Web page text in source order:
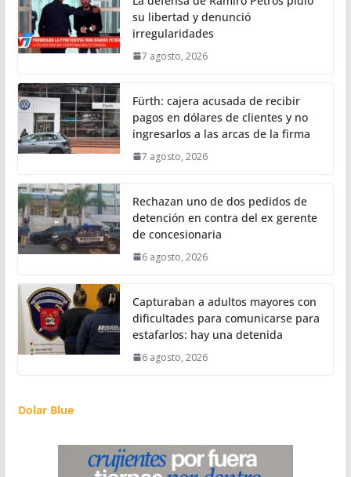
su libertad y denunció
irregularidades
7 agosto, 2026
Fürth: cajera acusada de recibir
pagos en dólares de clientes y no
ingresarlos a las arcas de la firma
7 agosto, 2026
Rechazan uno de dos pedidos de
detención en contra del ex gerente
de concesionaria
6 agosto, 2026
Capturaban a adultos mayores con
dificultades para comunicarse para
estafarlos: hay una detenida
6 agosto, 2026
Dolar Blue